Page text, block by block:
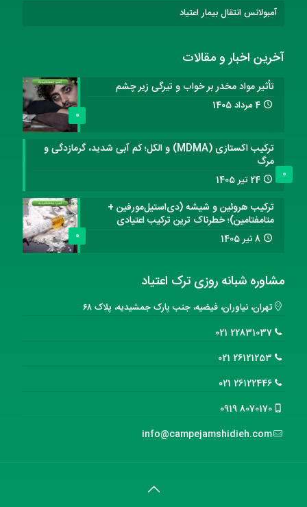
آمبولانس انتقال بیمار اعتیاد
آخرین اخبار و مقالات
0
تأثیر مواد مخدر بر خواب و تیرگی زیر چشم
4 مرداد 1405
0
ترکیب اکستازی (MDMA) و الکل؛ کم آبی شدید، گرمازدگی و
مرگ
24 تیر 1405
0
ترکیب هروئین و شیشه (دی‌استیل‌مورفین +
متامفتامین)؛ خطرناک ترین ترکیب اعتیادی
8 تیر 1405
مشاوره شبانه روزی ترک اعتیاد
تهران، نیاوران، فیضیه، جنب پارک جمشیدیه، پلاک ۶۸
22831037 021
26121253 021
26122446 021
8070170 0919
info@campejamshidieh.com